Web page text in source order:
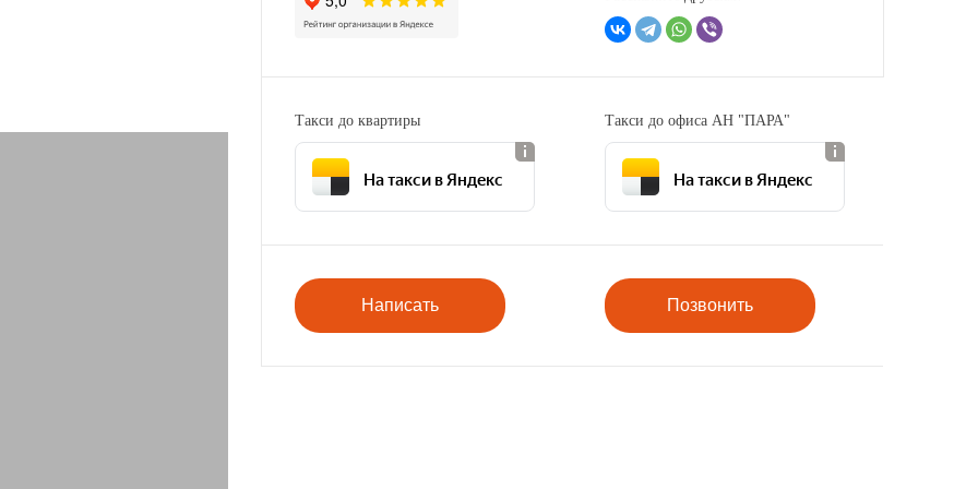
к нам?
Такси до квартиры
На такси в Яндекс
Такси до офиса АН "ПАРА"
На такси в Яндекс
Написать Позвонить